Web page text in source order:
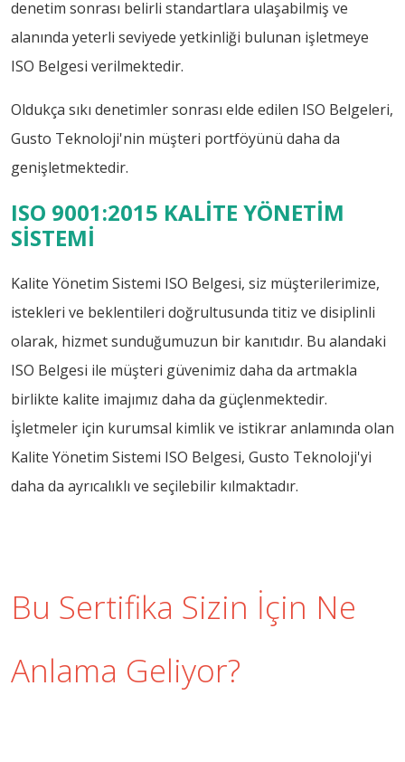
denetim sonrası belirli standartlara ulaşabilmiş ve
alanında yeterli seviyede yetkinliği bulunan işletmeye
ISO Belgesi verilmektedir.
Oldukça sıkı denetimler sonrası elde edilen ISO Belgeleri,
Gusto Teknoloji'nin müşteri portföyünü daha da
genişletmektedir.
ISO 9001:2015 KALİTE YÖNETİM
SİSTEMİ
Kalite Yönetim Sistemi ISO Belgesi, siz müşterilerimize,
istekleri ve beklentileri doğrultusunda titiz ve disiplinli
olarak, hizmet sunduğumuzun bir kanıtıdır. Bu alandaki
ISO Belgesi ile müşteri güvenimiz daha da artmakla
birlikte kalite imajımız daha da güçlenmektedir.
İşletmeler için kurumsal kimlik ve istikrar anlamında olan
Kalite Yönetim Sistemi ISO Belgesi, Gusto Teknoloji'yi
daha da ayrıcalıklı ve seçilebilir kılmaktadır.
Bu Sertifika Sizin İçin Ne
Anlama Geliyor?